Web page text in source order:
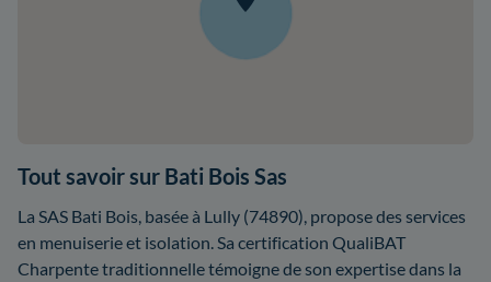
Tout savoir sur Bati Bois Sas
La SAS Bati Bois, basée à Lully (74890), propose des services
en menuiserie et isolation. Sa certification QualiBAT
Charpente traditionnelle témoigne de son expertise dans la